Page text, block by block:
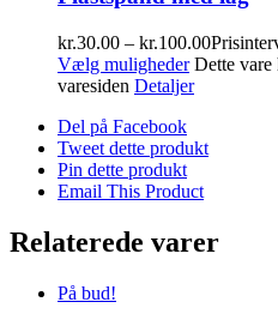
kr.30.00 – kr.100.00
Vælg muligheder Dette
varesiden Detaljer
Del på Facebook
Tweet dette produkt
Pin dette produkt
Email This Product
Relaterede varer
På bud!